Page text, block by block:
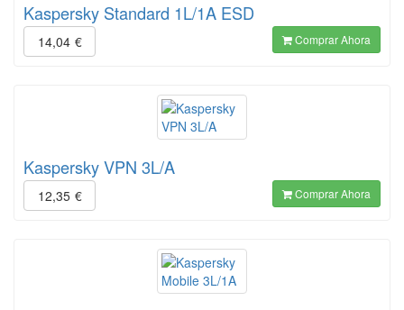
Kaspersky Standard 1L/1A ESD
14,04 € Comprar Ahora
Kaspersky VPN 3L/A
12,35 € Comprar Ahora